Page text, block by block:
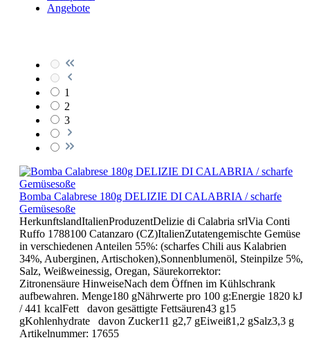
Angebote
1
2
3
Bomba Calabrese 180g DELIZIE DI CALABRIA / scharfe
Gemüsesoße
HerkunftslandItalienProduzentDelizie di Calabria srlVia Conti
Ruffo 1788100 Catanzaro (CZ)ItalienZutatengemischte Gemüse
in verschiedenen Anteilen 55%: (scharfes Chili aus Kalabrien
34%, Auberginen, Artischoken),Sonnenblumenöl, Steinpilze 5%,
Salz, Weißweinessig, Oregan, Säurekorrektor:
Zitronensäure HinweiseNach dem Öffnen im Kühlschrank
aufbewahren. Menge180 gNährwerte pro 100 g:Energie 1820 kJ
/ 441 kcalFett davon gesättigte Fettsäuren43 g15
gKohlenhydrate davon Zucker11 g2,7 gEiweiß1,2 gSalz3,3 g
Artikelnummer: 17655